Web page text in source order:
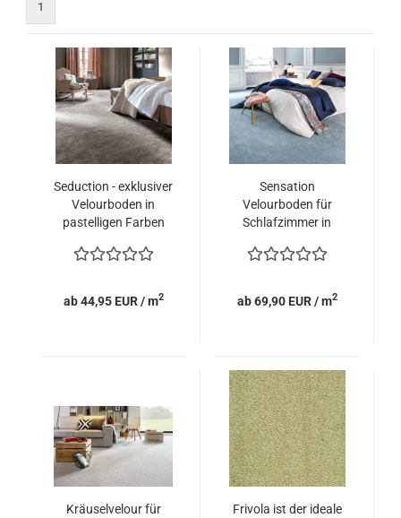
1
Seduction - exklusiver
Velourboden in
pastelligen Farben
ab 44,95 EUR / m2
Sensation
Velourboden für
Schlafzimmer in
ab 69,90 EUR / m2
Kräuselvelour für
Frivola ist der ideale